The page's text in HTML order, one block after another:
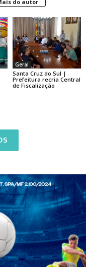
do autor
Geral
Santa Cruz do Sul |
Prefeitura recria Central
de Fiscalização